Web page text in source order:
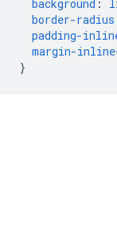
background :
border-radius
padding-
margin-
}